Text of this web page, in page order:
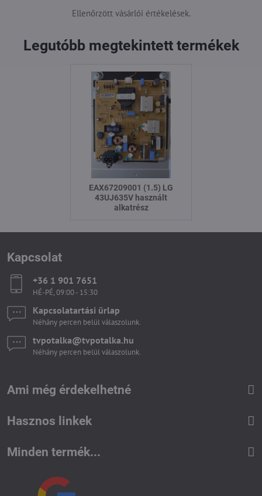
Ellenőrzött vásárlói értékelések.
Legutóbb megtekintett termékek
EAX67209001 (1.5) LG
43UJ635V használt
alkatrész
Kapcsolat
+36 1 901 7651
HÉ-PÉ, 09:00 - 15:30
Kapcsolatartási űrlap
Néhány percen belül válaszolunk.
tvpotalka​@tvpotalka​.hu
Néhány percen belül válaszolunk.
Ami még érdekelhetné
Hasznos linkek
Minden termék...